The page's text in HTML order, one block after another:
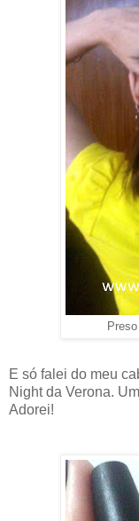
E só falei do meu
Night da Verona.
Adorei!